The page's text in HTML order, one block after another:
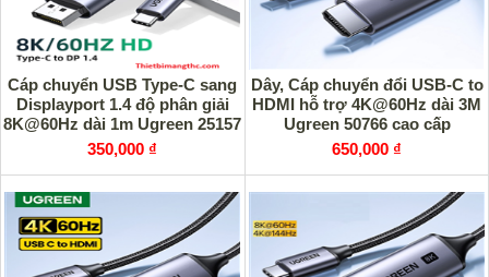
Cáp chuyển USB Type-C sang
Displayport 1.4 độ phân giải
8K@60Hz dài 1m Ugreen 25157
cao cấp
350,000 ₫
Dây, Cáp chuyển đổi USB-C to
HDMI hỗ trợ 4K@60Hz dài 3M
Ugreen 50766 cao cấp
650,000 ₫